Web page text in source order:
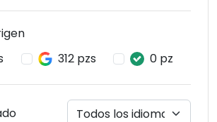
312 pzs 0 pz